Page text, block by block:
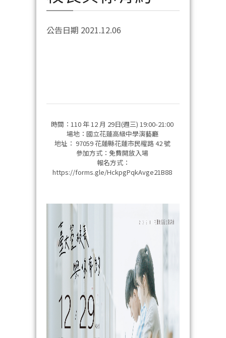
公告日期 2021.12.06
時間：110 年 12 月 29日(週三) 19:00-21:00
場地：國立花蓮高級中學演藝廳
地址： 97059 花蓮縣花蓮市民權路 42 號
參加方式：免費開放入場
報名方式：
https://forms.gle/HckpgPqkAvge21B88